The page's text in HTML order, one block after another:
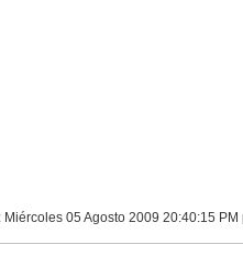
: Miércoles 05 Agosto 2009 20:40:15 PM